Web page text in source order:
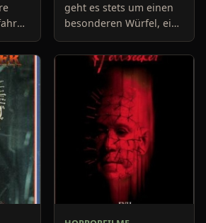
mit
Tod
geht es stets um einen
besonderen Würfel, eine
Art Zauberwürfel,
dessen Code es nur sehr
schwierig zu knacken
ist. Macht man etwas fa